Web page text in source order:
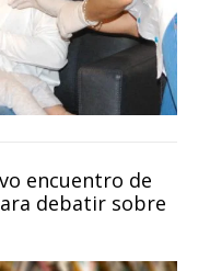
encuentro de
debatir sobre